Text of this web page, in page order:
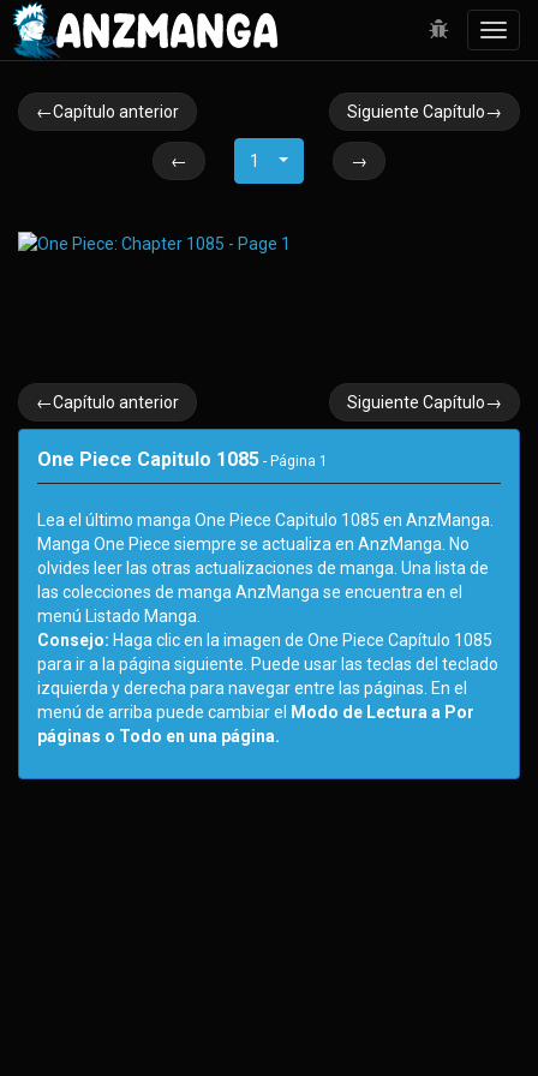
←Capítulo anterior Siguiente Capítulo→
← 1 →
←Capítulo anterior Siguiente Capítulo→
One Piece Capitulo 1085 - Página 1
Lea el último manga One Piece Capitulo 1085 en AnzManga.
Manga One Piece siempre se actualiza en AnzManga. No
olvides leer las otras actualizaciones de manga. Una lista de
las colecciones de manga AnzManga se encuentra en el
menú Listado Manga.
Consejo: Haga clic en la imagen de One Piece Capítulo 1085
para ir a la página siguiente. Puede usar las teclas del teclado
izquierda y derecha para navegar entre las páginas. En el
menú de arriba puede cambiar el
Modo de Lectura a Por
páginas o Todo en una página.